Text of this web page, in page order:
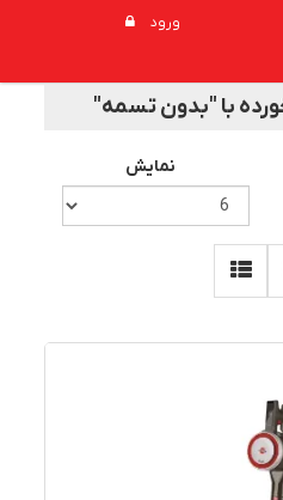
ورود
با "بدون تسمه"
نمایش